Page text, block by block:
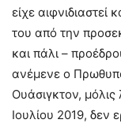
είχε
του από την
και πάλι –
ανέμενε ο
Ουάσιγκτον, μόλις
Ιουλίου 2019, δεν